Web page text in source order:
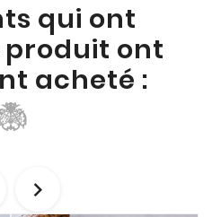
qui ont
ont
acheté :
